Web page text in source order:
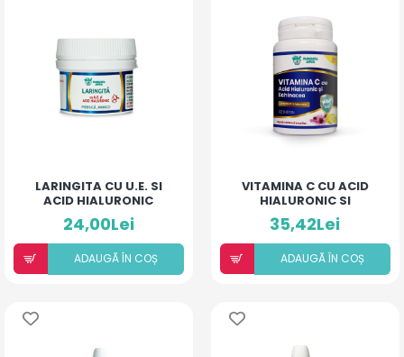
LARINGITA CU U.E. SI
ACID HIALURONIC
(PIERSICĂ ȘI MANGO)
24,00Lei
ADAUGÃ ÎN COȘ
VITAMINA C CU ACID
HIALURONIC SI
ECHINACEA
35,42Lei
ADAUGÃ ÎN COȘ